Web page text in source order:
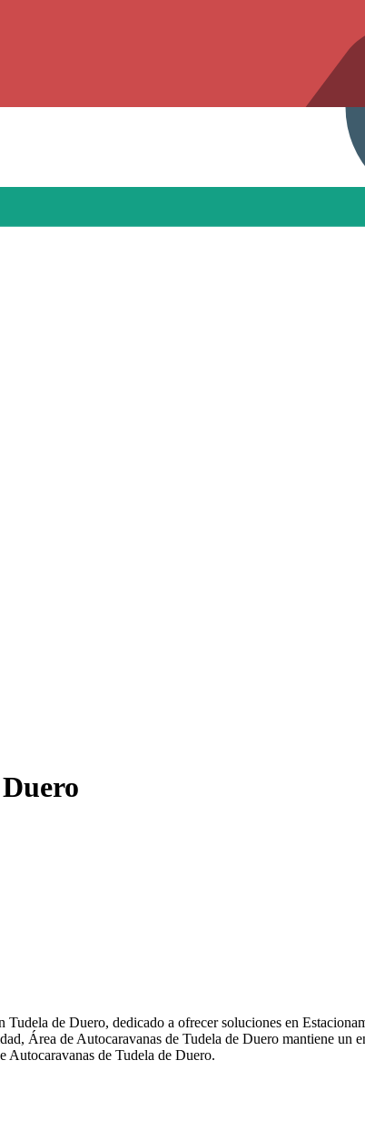
de Duero, dedicado a ofrecer soluciones en
Área de Autocaravanas de Tudela de Duero mantiene un
Autocaravanas de Tudela de Duero.